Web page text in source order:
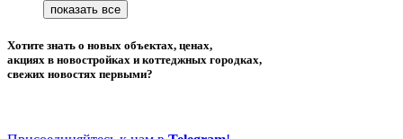
Хотите знать о новых объектах, ценах,
акциях в новостройках и коттеджных городках,
свежих новостях первыми?